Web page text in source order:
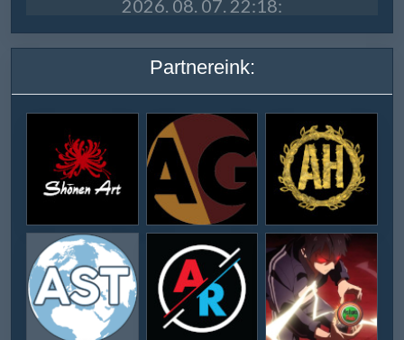
Partnereink: